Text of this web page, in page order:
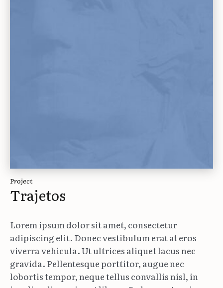
Project
Trajetos
Lorem ipsum dolor sit amet, consectetur
adipiscing elit. Donec vestibulum erat at eros
viverra vehicula. Ut ultrices aliquet lacus nec
gravida. Pellentesque porttitor, augue nec
lobortis tempor, neque tellus convallis nisl, in